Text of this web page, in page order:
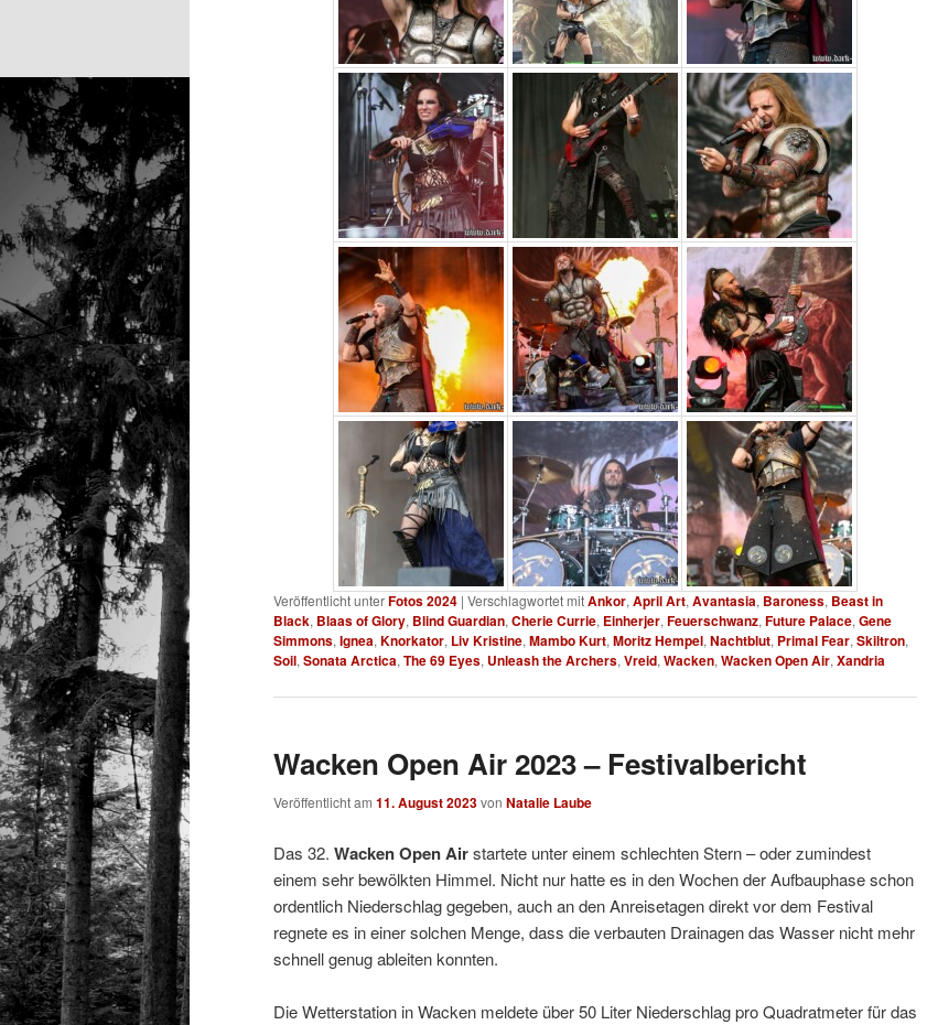
Veröffentlicht unterFotos 2024 | Verschlagwortet mitAnkor, April Art, Avantasia, Baroness, Beast in
Black, Blaas of Glory, Blind Guardian, Cherie Currie, Einherjer, Feuerschwanz, Future Palace, Gene
Simmons, Ignea, Knorkator, Liv Kristine, Mambo Kurt, Moritz Hempel, Nachtblut, Primal Fear, Skiltron,
Soil, Sonata Arctica, The 69 Eyes, Unleash the Archers, Vreid, Wacken, Wacken Open Air, Xandria
Wacken Open Air 2023 – Festivalbericht
Veröffentlicht am 11. August 2023von Natalie Laube
Das 32. Wacken Open Airstartete unter einem schlechten Stern – oder zumindest
einem sehr bewölkten Himmel. Nicht nur hatte es in den Wochen der Aufbauphase schon
ordentlich Niederschlag gegeben, auch an den Anreisetagen direkt vor dem Festival
regnete es in einer solchen Menge, dass die verbauten Drainagen das Wasser nicht mehr
schnell genug ableiten konnten.
Die Wetterstation in Wacken meldete über 50 Liter Niederschlag pro Quadratmeter für das